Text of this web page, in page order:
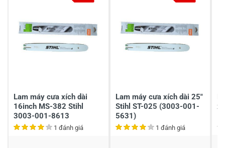
2
-
1
-
Viết nhận xét của bạn
Lam máy cưa xích dài
16inch MS-382 Stihl
3003-001-8613
1 đánh giá
Lam máy cưa xích dài 25"
Stihl ST-025 (3003-001-
5631)
1 đánh giá